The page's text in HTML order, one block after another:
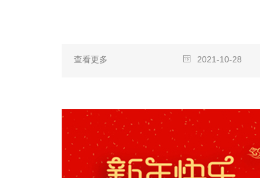
查看更多 2021-10-28